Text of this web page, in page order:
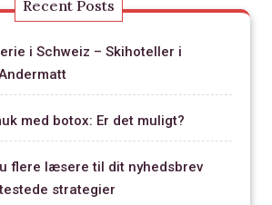
Recent Posts
i Schweiz – Skihoteller i
med botox: Er det muligt?
flere læsere til dit nyhedsbrev
strategier